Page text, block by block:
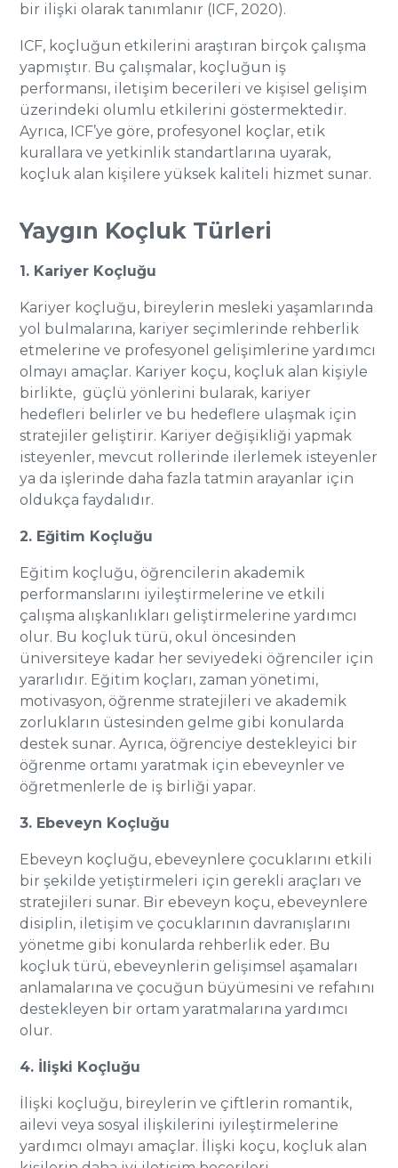
bir ilişki olarak tanımlanır (ICF, 2020).
ICF, koçluğun etkilerini araştıran birçok çalışma
yapmıştır. Bu çalışmalar, koçluğun iş
performansı, iletişim becerileri ve kişisel gelişim
üzerindeki olumlu etkilerini göstermektedir.
Ayrıca, ICF’ye göre, profesyonel koçlar, etik
kurallara ve yetkinlik standartlarına uyarak,
koçluk alan kişilere yüksek kaliteli hizmet sunar.
Yaygın Koçluk Türleri
1. Kariyer Koçluğu
Kariyer koçluğu, bireylerin mesleki yaşamlarında
yol bulmalarına, kariyer seçimlerinde rehberlik
etmelerine ve profesyonel gelişimlerine yardımcı
olmayı amaçlar. Kariyer koçu, koçluk alan kişiyle
birlikte, güçlü yönlerini bularak, kariyer
hedefleri belirler ve bu hedeflere ulaşmak için
stratejiler geliştirir. Kariyer değişikliği yapmak
isteyenler, mevcut rollerinde ilerlemek isteyenler
ya da işlerinde daha fazla tatmin arayanlar için
oldukça faydalıdır.
2. Eğitim Koçluğu
Eğitim koçluğu, öğrencilerin akademik
performanslarını iyileştirmelerine ve etkili
çalışma alışkanlıkları geliştirmelerine yardımcı
olur. Bu koçluk türü, okul öncesinden
üniversiteye kadar her seviyedeki öğrenciler için
yararlıdır. Eğitim koçları, zaman yönetimi,
motivasyon, öğrenme stratejileri ve akademik
zorlukların üstesinden gelme gibi konularda
destek sunar. Ayrıca, öğrenciye destekleyici bir
öğrenme ortamı yaratmak için ebeveynler ve
öğretmenlerle de iş birliği yapar.
3. Ebeveyn Koçluğu
Ebeveyn koçluğu, ebeveynlere çocuklarını etkili
bir şekilde yetiştirmeleri için gerekli araçları ve
stratejileri sunar. Bir ebeveyn koçu, ebeveynlere
disiplin, iletişim ve çocuklarının davranışlarını
yönetme gibi konularda rehberlik eder. Bu
koçluk türü, ebeveynlerin gelişimsel aşamaları
anlamalarına ve çocuğun büyümesini ve refahını
destekleyen bir ortam yaratmalarına yardımcı
olur.
4. İlişki Koçluğu
İlişki koçluğu, bireylerin ve çiftlerin romantik,
ailevi veya sosyal ilişkilerini iyileştirmelerine
yardımcı olmayı amaçlar. İlişki koçu, koçluk alan